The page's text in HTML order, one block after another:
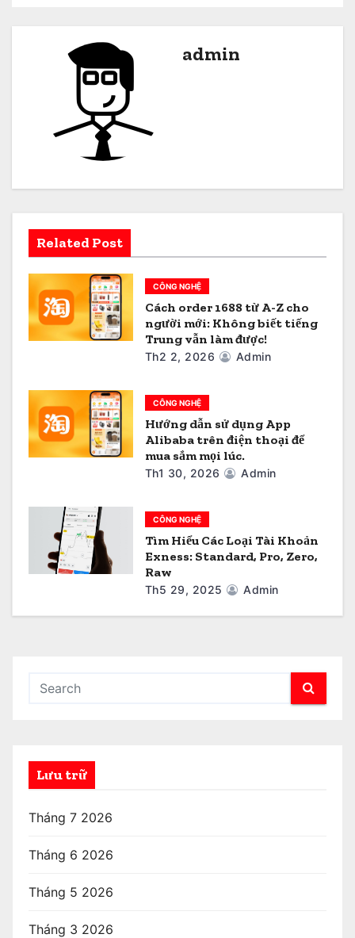
à
i
i
t
admin
Related Post
CÔNG NGHỆ
Cách order 1688 từ A-Z cho
người mới: Không biết tiếng
Trung vẫn làm được!
Th2 2, 2026 Admin
CÔNG NGHỆ
Hướng dẫn sử dụng App
Alibaba trên điện thoại để
mua sắm mọi lúc.
Th1 30, 2026 Admin
CÔNG NGHỆ
Tìm Hiểu Các Loại Tài Khoản
Exness: Standard, Pro, Zero,
Raw
Th5 29, 2025 Admin
Lưu trữ
Tháng 7 2026
Tháng 6 2026
Tháng 5 2026
Tháng 3 2026